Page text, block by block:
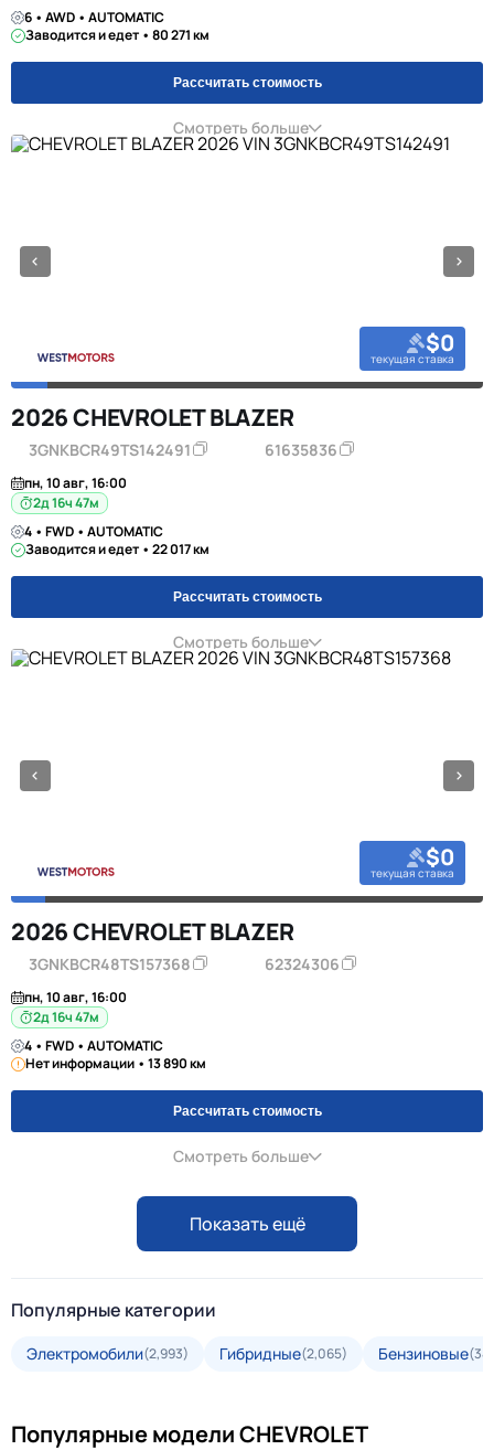
6 • AWD • AUTOMATIC
Заводится и едет • 80 271 км
Рассчитать стоимость
Смотреть больше
$0
текущая ставка
2026 CHEVROLET BLAZER
3GNKBCR49TS142491 61635836
пн, 10 авг, 16:00
2д 16ч 47м
4 • FWD • AUTOMATIC
Заводится и едет • 22 017 км
Рассчитать стоимость
Смотреть больше
$0
текущая ставка
2026 CHEVROLET BLAZER
3GNKBCR48TS157368 62324306
пн, 10 авг, 16:00
2д 16ч 47м
4 • FWD • AUTOMATIC
Нет информации • 13 890 км
Рассчитать стоимость
Смотреть больше
Показать ещё
Популярные категории
Электромобили(2,993) Гибридные(2,065) Бензиновые
Популярные модели CHEVROLET